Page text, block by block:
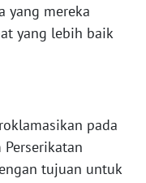
yang mereka
yang lebih baik
pada
tujuan untuk